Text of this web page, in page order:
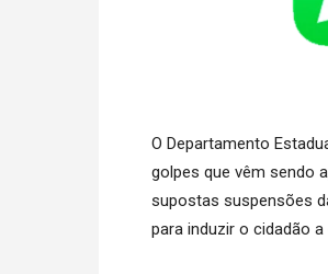
O Departamento
golpes que vêm sendo
supostas suspensões
para induzir o cidadão